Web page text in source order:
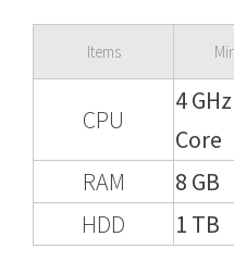
Items
CPU
4
Core
RAM
8 GB
HDD
1 TB